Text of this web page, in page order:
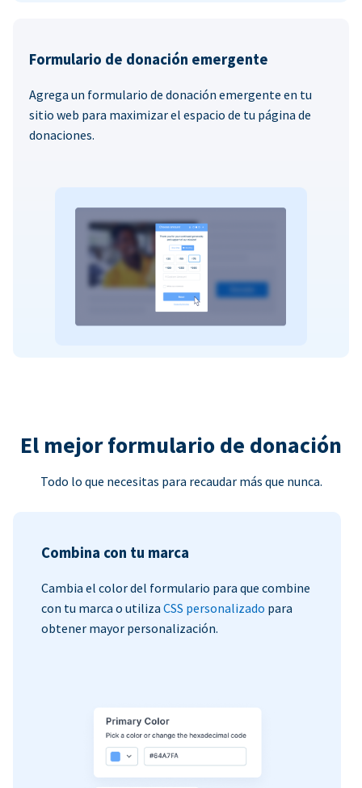
Formulario de donación emergente
Agrega un formulario de donación emergente en tu
sitio web para maximizar el espacio de tu página de
donaciones.
El mejor formulario de donación
Todo lo que necesitas para recaudar más que nunca.
Combina con tu marca
Cambia el color del formulario para que combine
con tu marca o utiliza CSS personalizado para
obtener mayor personalización.